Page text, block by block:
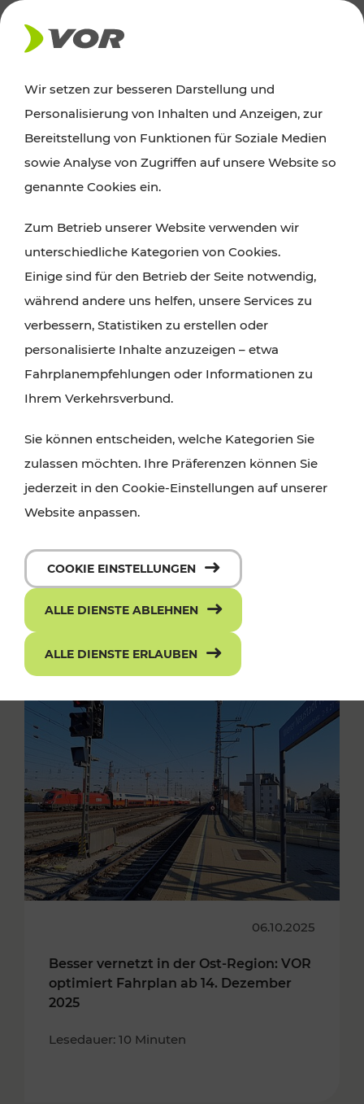
AKTUELLES
News
Alle wichtigen Meldungen zu Fahrplanänderungen,
finden Sie hier im Überblick.
06.10.2025
Besser vernetzt in der Ost-Region: VOR
optimiert Fahrplan ab 14. Dezember
2025
Lesedauer: 10 Minuten
Wir setzen zur besseren Darstellung und
Personalisierung von Inhalten und Anzeigen, zur
Bereitstellung von Funktionen für Soziale Medien
sowie Analyse von Zugriffen auf unsere Website so
genannte Cookies ein.
Zum Betrieb unserer Website verwenden wir
unterschiedliche Kategorien von Cookies.
Einige sind für den Betrieb der Seite notwendig,
während andere uns helfen, unsere Services zu
verbessern, Statistiken zu erstellen oder
personalisierte Inhalte anzuzeigen – etwa
Fahrplanempfehlungen oder Informationen zu
Ihrem Verkehrsverbund.
Sie können entscheiden, welche Kategorien Sie
zulassen möchten. Ihre Präferenzen können Sie
jederzeit in den Cookie-Einstellungen auf unserer
Website anpassen.
COOKIE EINSTELLUNGEN
ALLE DIENSTE ABLEHNEN
ALLE DIENSTE ERLAUBEN